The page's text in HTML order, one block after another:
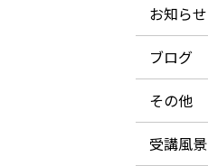
お知らせ
ブログ
その他
受講風景